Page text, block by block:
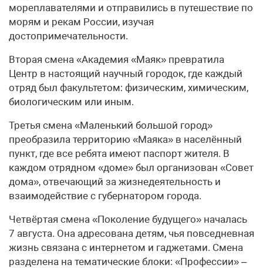
мореплавателями и отправились в путешествие по
морям и рекам России, изучая
достопримечательности.
Вторая смена «Академия «Маяк» превратила
Центр в настоящий научный городок, где каждый
отряд был факультетом: физическим, химическим,
биологическим или иным.
Третья смена «Маленький большой город»
преобразила территорию «Маяка» в населённый
пункт, где все ребята имеют паспорт жителя. В
каждом отрядном «доме» был организован «Совет
дома», отвечающий за жизнедеятельность и
взаимодействие с губернатором города.
Четвёртая смена «Поколение будущего» началась
7 августа. Она адресована детям, чья повседневная
жизнь связана с интернетом и гаджетами. Смена
разделена на тематические блоки: «Профессии» –